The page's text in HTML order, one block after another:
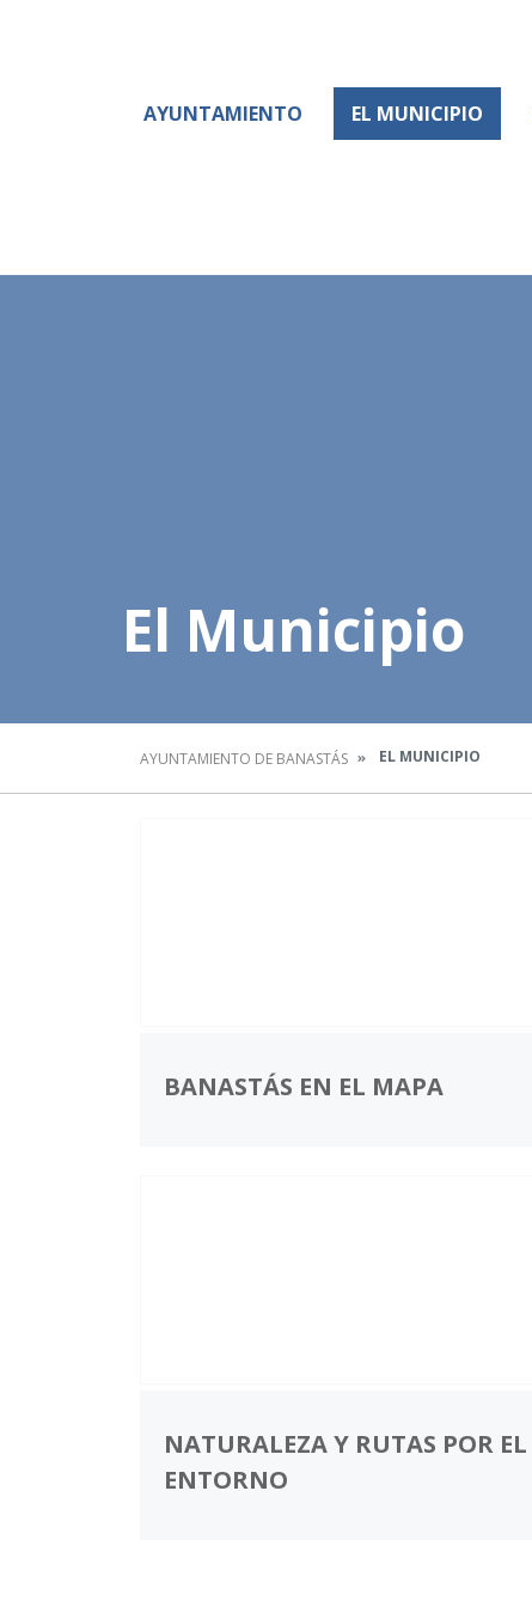
AYUNTAMIENTO EL MUNICIPIO
El Municipio
AYUNTAMIENTO DE BANASTÁS EL MUNICIPIO
BANASTÁS EN EL MAPA
NATURALEZA Y RUTAS POR EL
ENTORNO